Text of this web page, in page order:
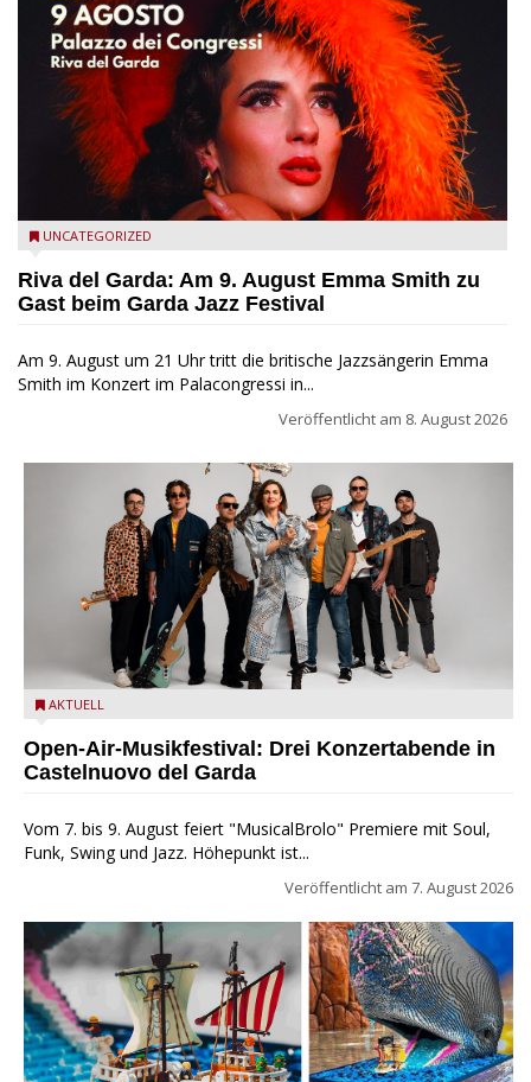
Riva del Garda - Emma Smith zu Gast beim Garda Jazz
UNCATEGORIZED
Riva del Garda: Am 9. August Emma Smith zu
Gast beim Garda Jazz Festival
Am 9. August um 21 Uhr tritt die britische Jazzsängerin Emma
Smith im Konzert im Palacongressi in...
Veröffentlicht am 8. August 2026
Castelnuovo del Garda: Die "Dirotta su Cuba" zu Gast beim
AKTUELL
Open-Air-Musikfestival: Drei Konzertabende in
Castelnuovo del Garda
Vom 7. bis 9. August feiert "MusicalBrolo" Premiere mit Soul,
Funk, Swing und Jazz. Höhepunkt ist...
Veröffentlicht am 7. August 2026